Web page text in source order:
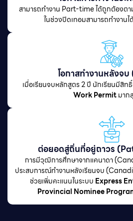
สามารถทำงาน Part-time ได้ถูกต้องต
ในช่วงปิดเทอมสามารถทำงาน
โอกาสทำงานหลังจ
เมื่อเรียนจบหลักสูตร 2 ปี นักเรียนมีสิท
Work Permitมาก
ต่อยอดสู่ถิ่นที่อยู่ถาวร
การมีวุฒิการศึกษาจากแคนาดา
ประสบการณ์ทำงานหลังเรียนจบ
ช่วยเพิ่มคะแนนในระบบ Express
Provincial Nominee